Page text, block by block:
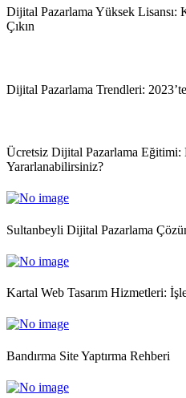
Dijital Pazarlama Yüksek Lisansı:
Çıkın
Dijital Pazarlama Trendleri:
Ücretsiz Dijital Pazarlama Eğitimi:
Yararlanabilirsiniz?
Sultanbeyli Dijital Pazarlama
Kartal Web Tasarım Hizmetleri:
Bandırma Site Yaptırma Rehberi